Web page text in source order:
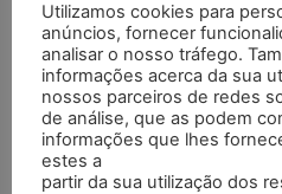
Velocidade em m/s
Faixa
Resolução
Utilizamos cookies para
anúncios, fornecer
analisar o nosso tráfego.
informações acerca da sua
nossos parceiros de redes
de análise, que as podem
informações que lhes
estes a
partir da sua utilização dos